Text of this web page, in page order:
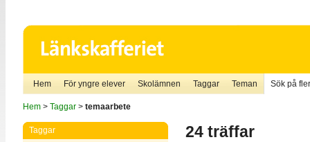
Hem För yngre elever Skolämnen Taggar Teman Sök på
Hem> Taggar> temaarbete
Taggar 24 träffar